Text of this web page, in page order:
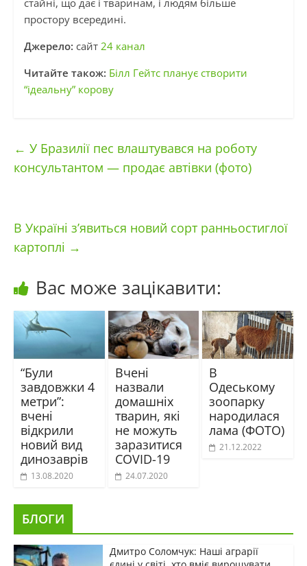
стайні, що дає і тваринам, і людям більше
простору всередині.
Джерело: сайт 24 канал
Читайте також: Білл Гейтс планує створити
“ідеальну” корову
← У Бразилії пес влаштувався на роботу
консультантом — продає автівки (фото)
В Україні з’явиться новий сорт ранньостиглої
картоплі →
Вас може зацікавити:
“Були
завдовжки 4
метри”:
вчені
відкрили
новий вид
динозаврів
13.08.2020
Вчені
назвали
домашніх
тварин, які
не можуть
заразитися
COVID-19
24.07.2020
В
Одеському
зоопарку
народилася
лама (ФОТО)
21.12.2022
БЛОГИ
Дмитро Соломчук: Наші аграрії